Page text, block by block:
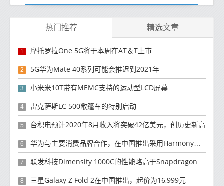
热门推荐 精选文章
1 摩托罗拉One 5G将于本周在AT＆T上市
2 5G华为Mate 40系列可能会推迟到2021年
3 小米米10T带有MEMC支持的运动型LCD屏幕
4 雷克萨斯LC 500敞篷车的特别启动
5 台积电预计2020年8月收入将突破42亿美元，创历史新高
6 华为与主要消费品牌合作，在中国推出采用HarmonyOS 2.0的智能家居产品
7 联发科技Dimensity 1000C的性能略高于Snapdragon 765G
8 三星Galaxy Z Fold 2在中国推出，起价为16,999元